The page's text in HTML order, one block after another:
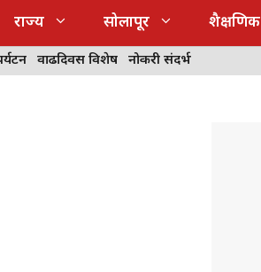
राज्य सोलापूर शैक्षणिक
वाढदिवस विशेष नोकरी संदर्भ